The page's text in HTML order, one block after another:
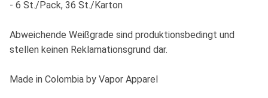
- 6 St./Pack, 36 St./Karton
Abweichende Weißgrade sind produktionsbedingt und
stellen keinen Reklamationsgrund dar.
Made in Colombia by Vapor Apparel